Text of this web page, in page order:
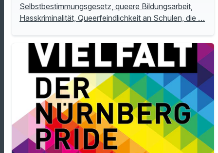
Selbstbestimmungsgesetz, queere Bildungsarbeit,
Hasskriminalität, Queerfeindlichkeit an Schulen, die …